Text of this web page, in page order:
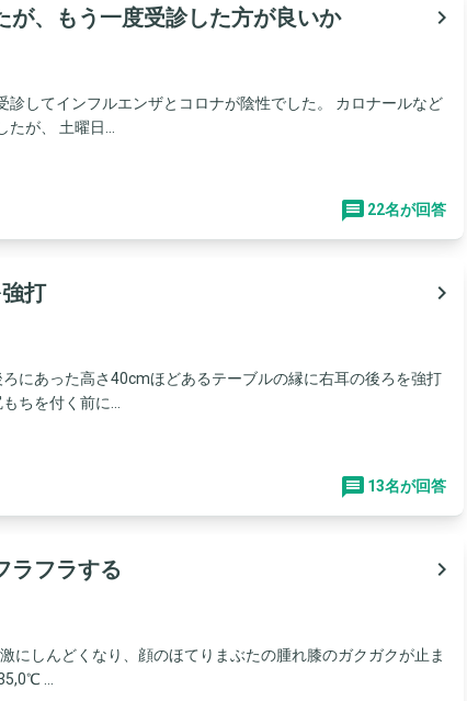
が、もう一度受診した方が良いか
navigate_next
診してインフルエンザとコロナが陰性でした。 カロナールなど
が、 土曜日...
22名が回答
打
navigate_next
にあった高さ40cmほどあるテーブルの縁に右耳の後ろを強打
ちを付く前に...
13名が回答
ラフラする
navigate_next
にしんどくなり、顔のほてりまぶたの腫れ膝のガクガクが止ま
...